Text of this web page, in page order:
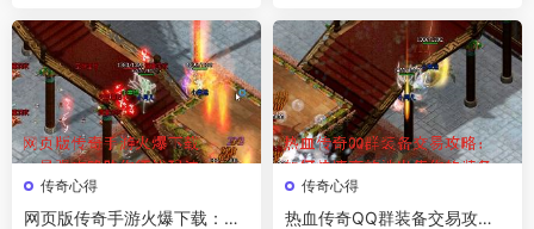
传奇心得
网页版传奇手游火爆下载：最
传奇心得
热血传奇QQ群装备交易攻